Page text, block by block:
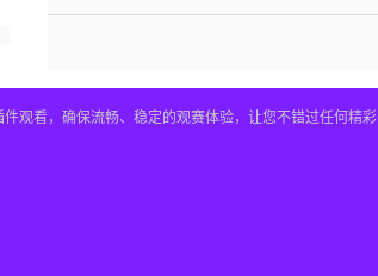
观看，确保流畅、稳定的观赛体验，让您不错过任何精彩